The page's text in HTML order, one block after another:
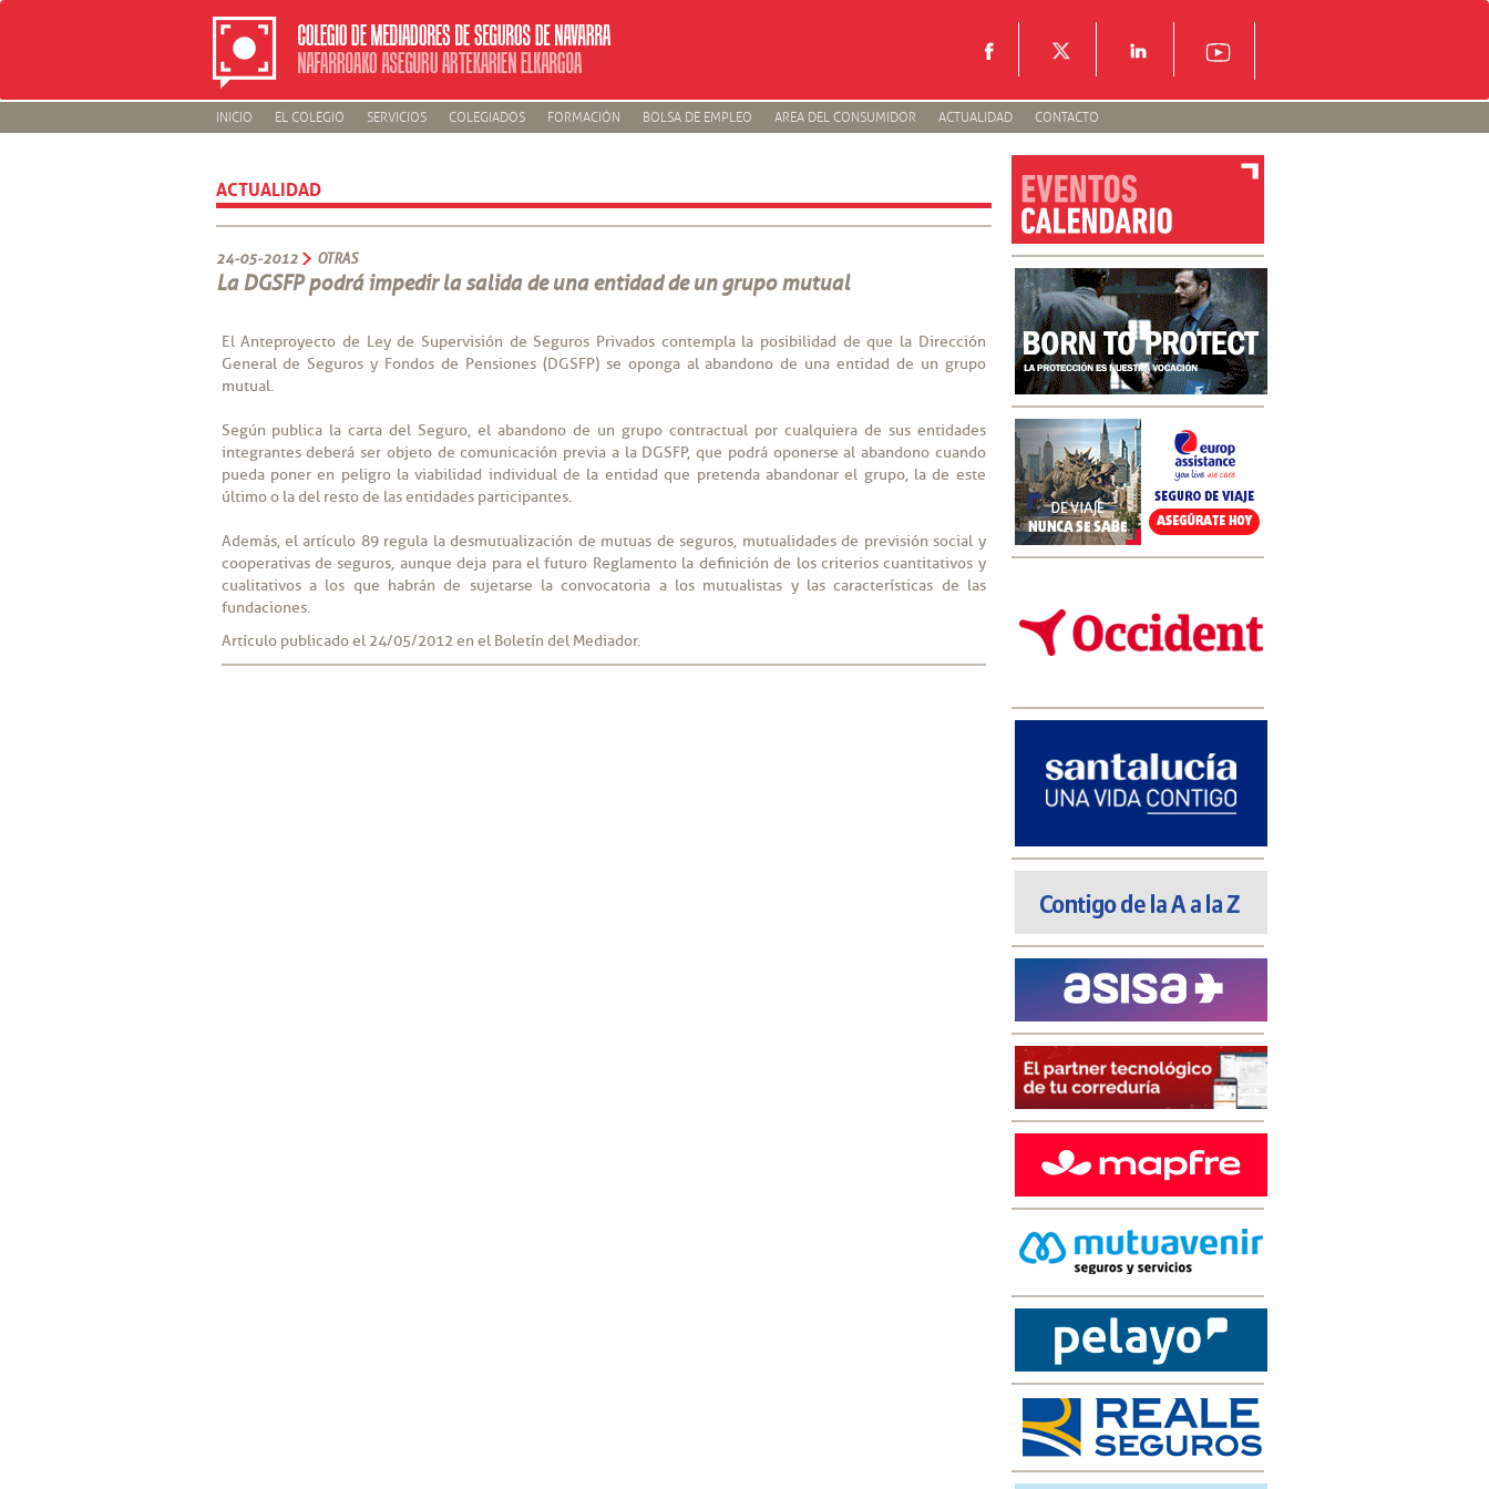
INICIO EL COLEGIO SERVICIOS COLEGIADOS FORMACIÓN BOLSA DE EMPLEO AREA DEL CONSUMIDOR ACTUALIDAD CONTACTO
ACTUALIDAD
24-05-2012 OTRAS
La DGSFP podrá impedir la salida de una entidad de un grupo mutual
El Anteproyecto de Ley de Supervisión de Seguros Privados contempla la posibilidad de que la Dirección
General de Seguros y Fondos de Pensiones (DGSFP) se oponga al abandono de una entidad de un grupo
mutual.
Según publica la carta del Seguro, el abandono de un grupo contractual por cualquiera de sus entidades
integrantes deberá ser objeto de comunicación previa a la DGSFP, que podrá oponerse al abandono cuando
pueda poner en peligro la viabilidad individual de la entidad que pretenda abandonar el grupo, la de este
último o la del resto de las entidades participantes.
Además, el artículo 89 regula la desmutualización de mutuas de seguros, mutualidades de previsión social y
cooperativas de seguros, aunque deja para el futuro Reglamento la definición de los criterios cuantitativos y
cualitativos a los que habrán de sujetarse la convocatoria a los mutualistas y las características de las
fundaciones.
Artículo publicado el 24/05/2012 en el Boletín del Mediador.